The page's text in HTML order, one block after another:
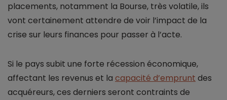
placements, notamment la Bourse, très volatile, ils
vont certainement attendre de voir l’impact de la
crise sur leurs finances pour passer à l’acte.
Si le pays subit une forte récession économique,
affectant les revenus et la capacité d’emprunt des
acquéreurs, ces derniers seront contraints de